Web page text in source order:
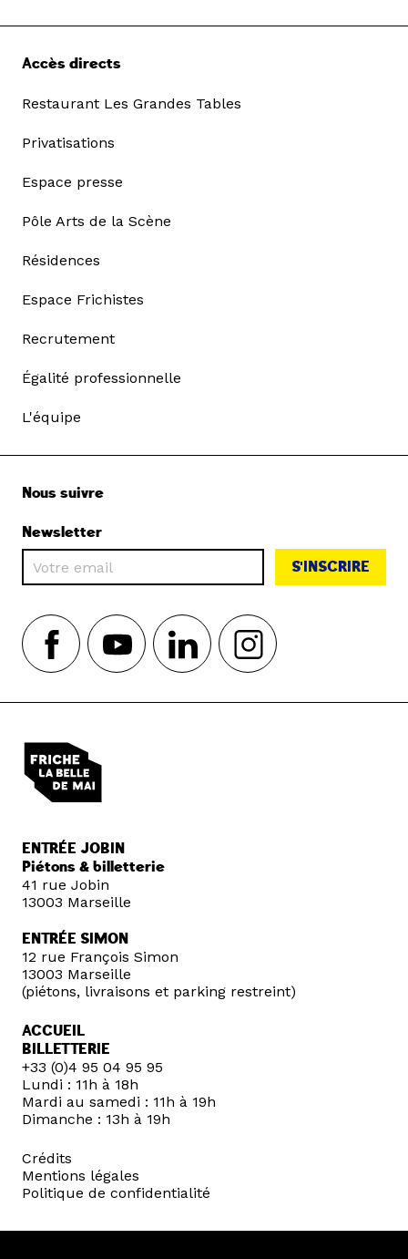
Accès directs
Restaurant Les Grandes Tables
Privatisations
Espace presse
Pôle Arts de la Scène
Résidences
Espace Frichistes
Recrutement
Égalité professionnelle
L'équipe
Nous suivre
Newsletter
S'INSCRIRE
ENTRÉE JOBIN
Piétons & billetterie
41 rue Jobin
13003 Marseille
ENTRÉE SIMON
12 rue François Simon
13003 Marseille
(piétons, livraisons et parking restreint)
ACCUEIL
BILLETTERIE
+33 (0)4 95 04 95 95
Lundi : 11h à 18h
Mardi au samedi : 11h à 19h
Dimanche : 13h à 19h
Crédits
Mentions légales
Politique de confidentialité